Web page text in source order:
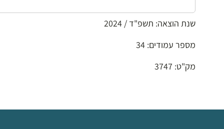
שנת הוצאה: תשפ"ד / 2024
מספר עמודים: 34
מק"ט: 3747